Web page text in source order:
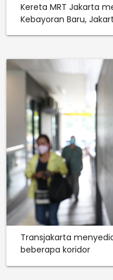
Kereta MRT Jakarta
Kebayoran Baru,
Transjakarta
beberapa koridor